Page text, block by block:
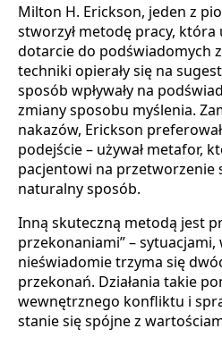
Milton H. Erickson, jeden z
stworzył metodę pracy, która
dotarcie do podświadomych
techniki opierały się na
sposób wpływały na
zmiany sposobu myślenia.
nakazów, Erickson
podejście – używał metafor,
pacjentowi na przetworzenie
naturalny sposób.
Inną skuteczną metodą jest
przekonaniami” –
nieświadomie trzyma się
przekonań. Działania takie
wewnętrznego konfliktu i
stanie się spójne z